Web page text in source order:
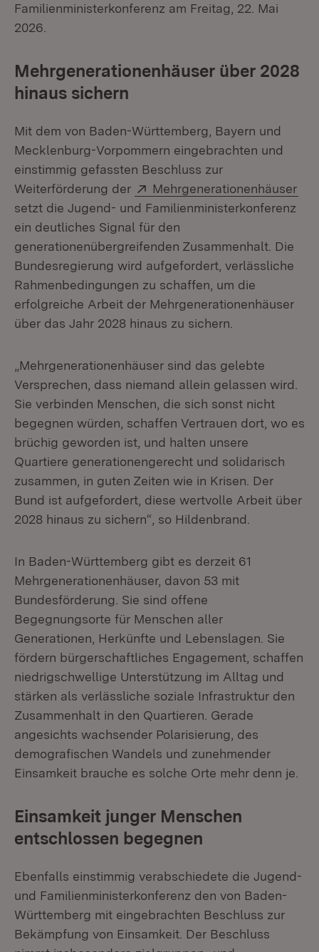
Familienministerkonferenz am Freitag, 22. Mai
2026.
Mehrgenerationenhäuser über 2028
hinaus sichern
Mit dem von Baden-Württemberg, Bayern und
Mecklenburg-Vorpommern eingebrachten und
einstimmig gefassten Beschluss zur
Weiterförderung der
Extern:
Mehrgenerationenhäuser
setzt die Jugend- und Familienministerkonferenz
ein deutliches Signal für den
generationenübergreifenden Zusammenhalt. Die
Bundesregierung wird aufgefordert, verlässliche
Rahmenbedingungen zu schaffen, um die
erfolgreiche Arbeit der Mehrgenerationenhäuser
über das Jahr 2028 hinaus zu sichern.
„Mehrgenerationenhäuser sind das gelebte
Versprechen, dass niemand allein gelassen wird.
Sie verbinden Menschen, die sich sonst nicht
begegnen würden, schaffen Vertrauen dort, wo es
brüchig geworden ist, und halten unsere
Quartiere generationengerecht und solidarisch
zusammen, in guten Zeiten wie in Krisen. Der
Bund ist aufgefordert, diese wertvolle Arbeit über
2028 hinaus zu sichern“, so Hildenbrand.
In Baden-Württemberg gibt es derzeit 61
Mehrgenerationenhäuser, davon 53 mit
Bundesförderung. Sie sind offene
Begegnungsorte für Menschen aller
Generationen, Herkünfte und Lebenslagen. Sie
fördern bürgerschaftliches Engagement, schaffen
niedrigschwellige Unterstützung im Alltag und
stärken als verlässliche soziale Infrastruktur den
Zusammenhalt in den Quartieren. Gerade
angesichts wachsender Polarisierung, des
demografischen Wandels und zunehmender
Einsamkeit brauche es solche Orte mehr denn je.
Einsamkeit junger Menschen
entschlossen begegnen
Ebenfalls einstimmig verabschiedete die Jugend-
und Familienministerkonferenz den von Baden-
Württemberg mit eingebrachten Beschluss zur
Bekämpfung von Einsamkeit. Der Beschluss